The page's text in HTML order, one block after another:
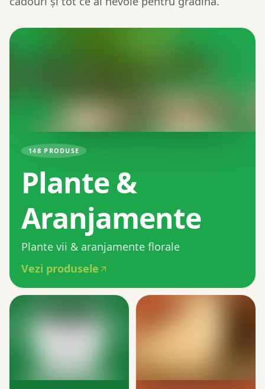
148 PRODUSE
Plante &
Aranjamente
Plante vii & aranjamente florale
Vezi produsele